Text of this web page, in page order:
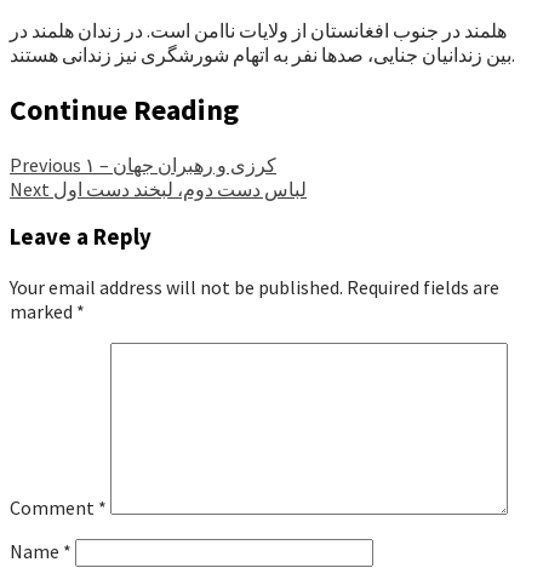
هلمند در جنوب افغانستان از ولایات ناامن است. در زندان هلمند در
بین زندانیان جنایی، صدها نفر به اتهام شورشگری نیز زندانی هستند.
Continue Reading
Previous
کرزی و رهبران جهان – ۱
Next لباس دست دوم، لبخند دست اول
Leave a Reply
Your email address will not be published. Required fields are
marked *
Comment *
Name *